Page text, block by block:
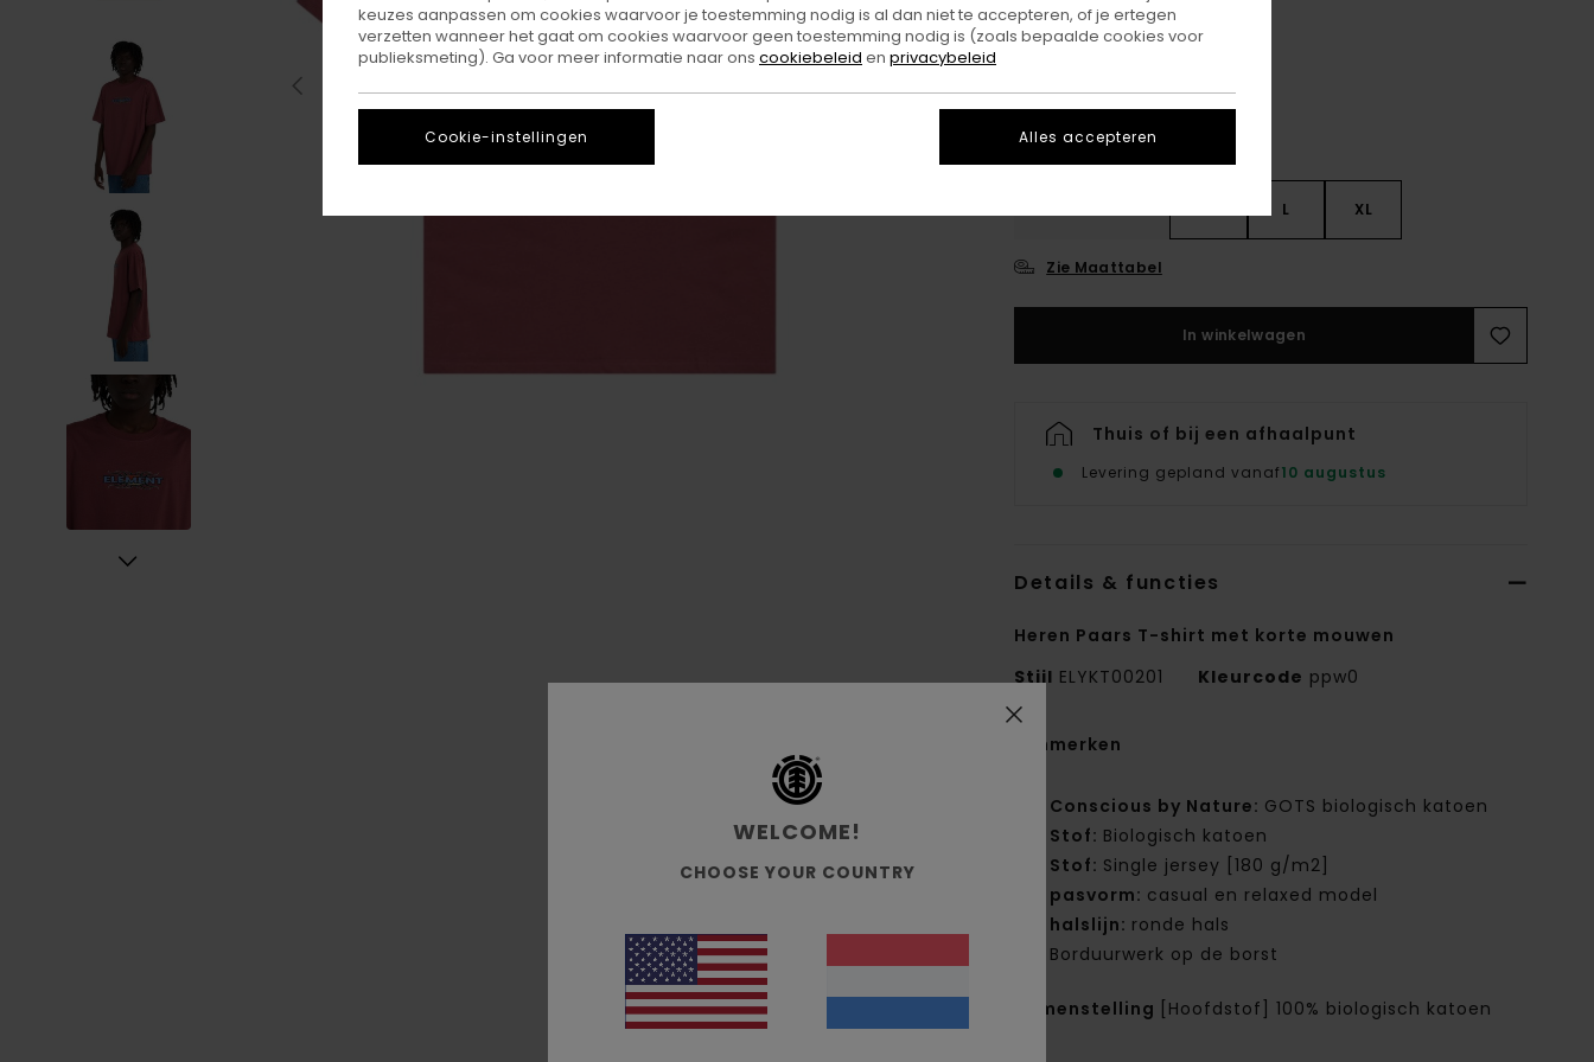
KleurNocturne
L XL
Zie Maattabel
In winkelwagen
Thuis of bij een afhaalpunt
Levering gepland vanaf10 augustus
Details & functies
Heren Paars T-shirt met korte mouwen
Stijl ELYKT00201 Kleurcode ppw0
Kenmerken
Conscious by Nature: GOTS biologisch katoen
Stof: Biologisch katoen
Stof: Single jersey [180 g/m2]
pasvorm: casual en relaxed model
halslijn: ronde hals
Borduurwerk op de borst
Samenstelling [Hoofdstof] 100% biologisch katoen
WELCOME!
CHOOSE YOUR COUNTRY
keuzes aanpassen om cookies waarvoor je toestemming nodig is al dan niet te accepteren, of je ertegen
verzetten wanneer het gaat om cookies waarvoor geen toestemming nodig is (zoals bepaalde cookies voor
publieksmeting). Ga voor meer informatie naar ons cookiebeleid en privacybeleid
Cookie-instellingen Alles accepteren